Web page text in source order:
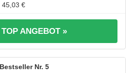
45,03 €
ANGEBOT »
5